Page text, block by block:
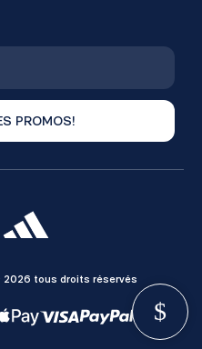
PROMOS!
tous droits réservés